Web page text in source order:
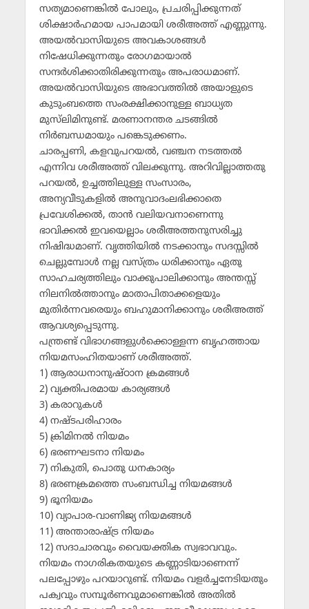
സത്യമാണെങ്കില്‍ പോലും, പ്രചരിപ്പിക്കുന്നത്
ശിക്ഷാര്‍ഹമായ പാപമായി ശരീഅത്ത് എണ്ണുന്നു.
അയല്‍വാസിയുടെ അവകാശങ്ങള്‍
നിഷേധിക്കുന്നതും രോഗമായാല്‍
സന്ദര്‍ശിക്കാതിരിക്കുന്നതും അപരാധമാണ്.
അയല്‍വാസിയുടെ അഭാവത്തില്‍ അയാളുടെ
കുടുംബത്തെ സംരക്ഷിക്കാനുള്ള ബാധ്യത
മുസ്‌ലിമിനുണ്ട്. മരണാനന്തര ചടങ്ങില്‍
നിര്‍ബന്ധമായും പങ്കെടുക്കണം.
ചാരപ്പണി, കളവുപറയല്‍, വഞ്ചന നടത്തല്‍
എന്നിവ ശരീഅത്ത് വിലക്കുന്നു. അറിവില്ലാത്തതു
പറയല്‍, ഉച്ചത്തിലുള്ള സംസാരം,
അന്യവീടുകളില്‍ അനുവാദംലഭിക്കാതെ
പ്രവേശിക്കല്‍, താന്‍ വലിയവനാണെന്നു
ഭാവിക്കല്‍ ഇവയെല്ലാം ശരീഅത്തനുസരിച്ചു
നിഷിദ്ധമാണ്. വൃത്തിയില്‍ നടക്കാനും സദസ്സില്‍
ചെല്ലുമ്പോള്‍ നല്ല വസ്ത്രം ധരിക്കാനും ഏതു
സാഹചര്യത്തിലും വാക്കുപാലിക്കാനും അന്തസ്സ്
നിലനില്‍ത്താനും മാതാപിതാക്കളെയും
മുതിര്‍ന്നവരെയും ബഹുമാനിക്കാനും ശരീഅത്ത്
ആവശ്യപ്പെടുന്നു.
പന്ത്രണ്ട് വിഭാഗങ്ങളുള്‍ക്കൊള്ളന്ന ബൃഹത്തായ
നിയമസംഹിതയാണ് ശരീഅത്ത്.
1) ആരാധനാനുഷ്ഠാന ക്രമങ്ങള്‍
2) വ്യക്തിപരമായ കാര്യങ്ങള്‍
3) കരാറുകള്‍
4) നഷ്ടപരിഹാരം
5) ക്രിമിനല്‍ നിയമം
6) ഭരണഘടനാ നിയമം
7) നികുതി, പൊതു ധനകാര്യം
8) ഭരണക്രമത്തെ സംബന്ധിച്ച നിയമങ്ങള്‍
9) ഭൂനിയമം
10) വ്യാപാര-വാണിജ്യ നിയമങ്ങള്‍
11) അന്താരാഷ്ട്ര നിയമം
12) സദാചാരവും വൈയക്തിക സ്വഭാവവും.
നിയമം നാഗരികതയുടെ കണ്ണാടിയാണെന്ന്
പലപ്പോഴും പറയാറുണ്ട്. നിയമം വളര്‍ച്ചനേടിയതും
പക്വവും സമ്പൂര്‍ണവുമാണെങ്കില്‍ അതില്‍